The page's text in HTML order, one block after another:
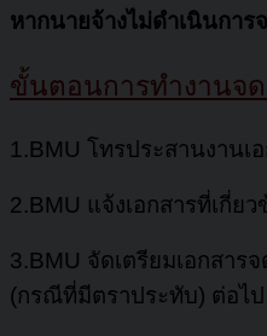
หากนายจ้างไม่ดำเนินการ
ขั้นตอนการทำงานจ
1.BMU โทรประสานงาน
2.BMU แจ้งเอกสารที่เกี่ยว
3.BMU จัดเตรียมเอกสาร
(กรณีที่มีตราประทับ) ต่อไป